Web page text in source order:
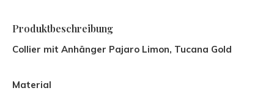
Produktbeschreibung
Collier mit Anhänger Pajaro Limon, Tucana Gold
Material